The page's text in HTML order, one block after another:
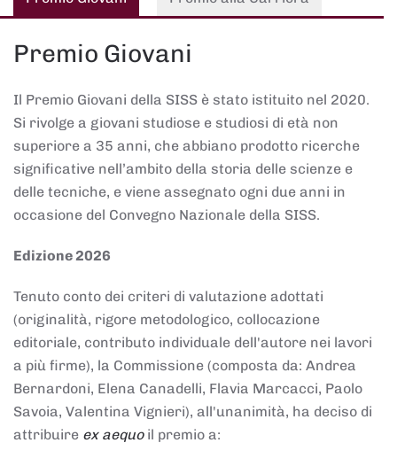
Premio Giovani
Il Premio Giovani della SISS è stato istituito nel 2020.
Si rivolge a giovani studiose e studiosi di età non
superiore a 35 anni, che abbiano prodotto ricerche
significative nell’ambito della storia delle scienze e
delle tecniche, e viene assegnato ogni due anni in
occasione del Convegno Nazionale della SISS.
Edizione 2026
Tenuto conto dei criteri di valutazione adottati
(originalità, rigore metodologico, collocazione
editoriale, contributo individuale dell'autore nei lavori
a più firme), la Commissione (composta da: Andrea
Bernardoni, Elena Canadelli, Flavia Marcacci, Paolo
Savoia, Valentina Vignieri), all'unanimità, ha deciso di
attribuire ex aequoil premio a: